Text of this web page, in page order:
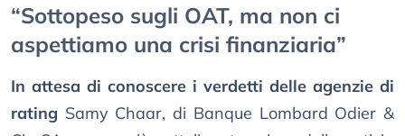
“Sottopeso sugli OAT, ma non ci
aspettiamo una crisi finanziaria”
In attesa di conoscere i verdetti delle agenzie di
rating Samy Chaar, di Banque Lombard Odier &